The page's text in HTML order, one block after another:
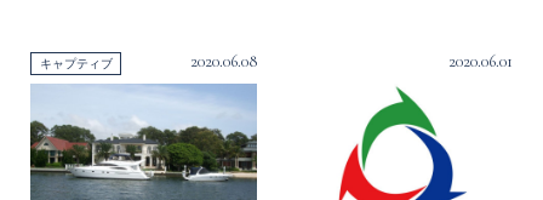
キャプティブ 2020.06.08 2020.06.01